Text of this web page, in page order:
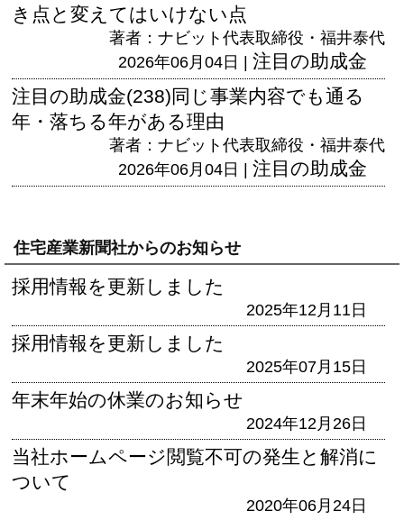
き点と変えてはいけない点
著者：ナビット代表取締役・福井泰代
2026年06月04日 | 注目の助成金
注目の助成金(238)同じ事業内容でも通る
年・落ちる年がある理由
著者：ナビット代表取締役・福井泰代
2026年06月04日 | 注目の助成金
住宅産業新聞社からのお知らせ
採用情報を更新しました
2025年12月11日
採用情報を更新しました
2025年07月15日
年末年始の休業のお知らせ
2024年12月26日
当社ホームページ閲覧不可の発生と解消に
ついて
2020年06月24日